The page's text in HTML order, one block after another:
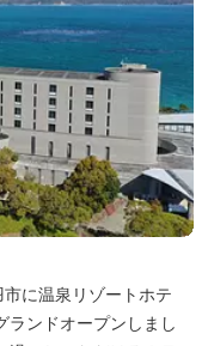
に温泉リゾートホテ
ンドオープンしまし